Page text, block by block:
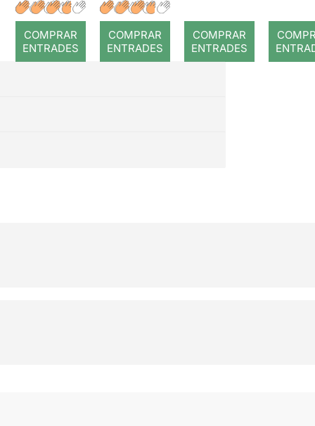
COMPRAR
ENTRADES
COMPRAR
ENTRADES
COMPRAR
ENTRADES